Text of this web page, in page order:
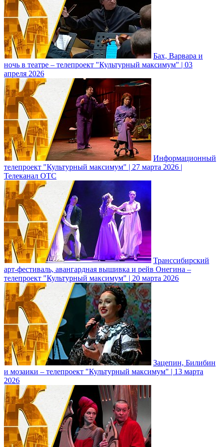
Бах, Варвара и
ночь в театре – телепроект "Культурный максимум" | 03
апреля 2026
Информационный
телепроект "Культурный максимум" | 27 марта 2026 |
Телеканал ОТС
Транссибирский
арт-фестиваль, авангардная вышивка и рейв Онегина –
телепроект "Культурный максимум" | 20 марта 2026
Зацепин, Билибин
и мозаики – телепроект "Культурный максимум" | 13 марта
2026